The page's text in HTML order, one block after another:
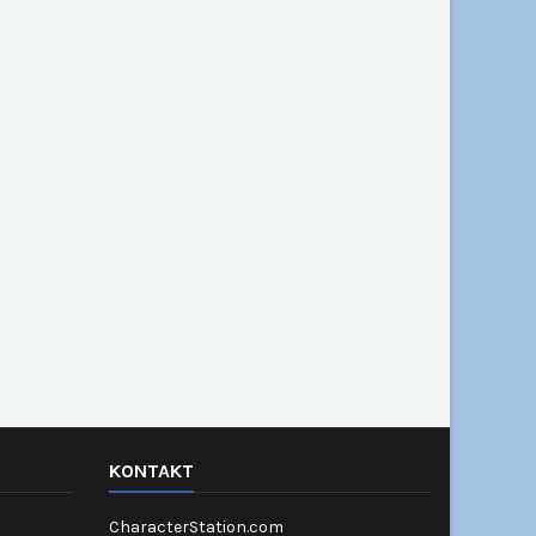
KONTAKT
CharacterStation.com